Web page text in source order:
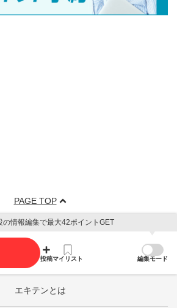
PAGE TOP
の情報編集で最大42ポイントGET
投稿マイリスト 編集モード
エキテンとは